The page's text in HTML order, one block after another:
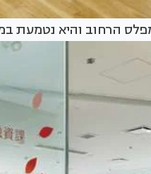
הרחוב והיא נטמעת